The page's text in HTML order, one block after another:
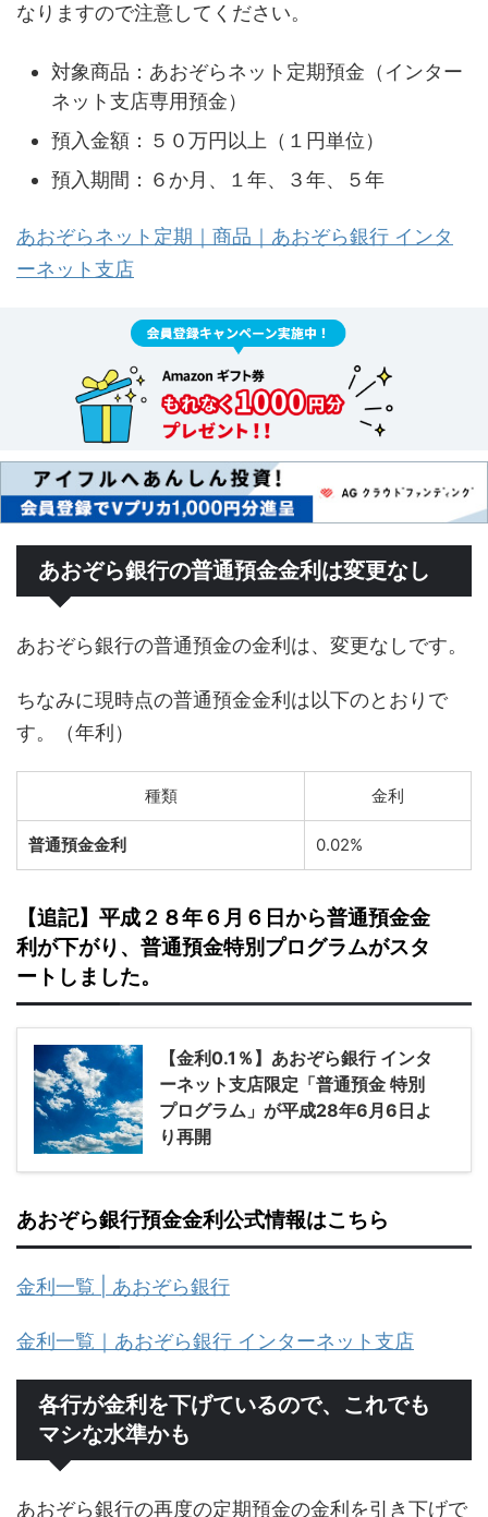
なりますので注意してください。
対象商品：あおぞらネット定期預金（インター
ネット支店専用預金）
預入金額：５０万円以上（１円単位）
預入期間：６か月、１年、３年、５年
あおぞらネット定期｜商品｜あおぞら銀行 インタ
ーネット支店
あおぞら銀行の普通預金金利は変更なし
あおぞら銀行の普通預金の金利は、変更なしです。
ちなみに現時点の普通預金金利は以下のとおりで
す。（年利）
種類 金利
普通預金金利 0.02%
【追記】平成２８年６月６日から普通預金金
利が下がり、普通預金特別プログラムがスタ
ートしました。
【金利0.1％】あおぞら銀行 インタ
ーネット支店限定「普通預金 特別
プログラム」が平成28年6月6日よ
り再開
あおぞら銀行預金金利公式情報はこちら
金利一覧 | あおぞら銀行
金利一覧｜あおぞら銀行 インターネット支店
各行が金利を下げているので、これでも
マシな水準かも
あおぞら銀行の再度の定期預金の金利を引き下げで